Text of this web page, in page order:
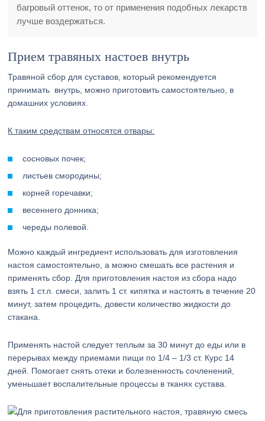
багровый оттенок, то от применения подобных лекарств
лучше воздержаться.
Прием травяных настоев внутрь
Травяной сбор для суставов, который рекомендуется
принимать внутрь, можно приготовить самостоятельно, в
домашних условиях.
К таким средствам относятся отвары:
сосновых почек;
листьев смородины;
корней горечавки;
весеннего донника;
череды полевой.
Можно каждый ингредиент использовать для изготовления
настоя самостоятельно, а можно смешать все растения и
применять сбор. Для приготовления настоя из сбора надо
взять 1 ст.л. смеси, залить 1 ст. кипятка и настоять в течение 20
минут, затем процедить, довести количество жидкости до
стакана.
Применять настой следует теплым за 30 минут до еды или в
перерывах между приемами пищи по 1/4 – 1/3 ст. Курс 14
дней. Помогает снять отеки и болезненность сочленений,
уменьшает воспалительные процессы в тканях сустава.